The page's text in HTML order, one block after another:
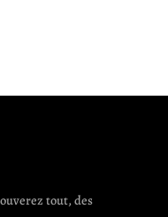
tout, des